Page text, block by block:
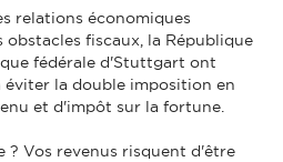
relations économiques
fiscaux, la République
fédérale d'Stuttgart ont
la double imposition en
et d'impôt sur la fortune.
? Vos revenus risquent d'être